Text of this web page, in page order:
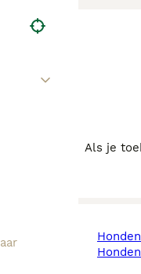
Als je